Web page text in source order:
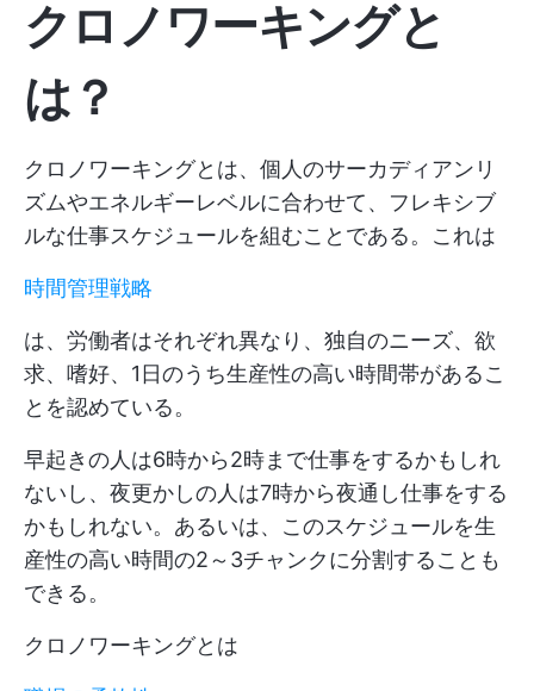
クロノワーキングと
は？
クロノワーキングとは、個人のサーカディアンリ
ズムやエネルギーレベルに合わせて、フレキシブ
ルな仕事スケジュールを組むことである。これは
時間管理戦略
は、労働者はそれぞれ異なり、独自のニーズ、欲
求、嗜好、1日のうち生産性の高い時間帯があるこ
とを認めている。
早起きの人は6時から2時まで仕事をするかもしれ
ないし、夜更かしの人は7時から夜通し仕事をする
かもしれない。あるいは、このスケジュールを生
産性の高い時間の2～3チャンクに分割することも
できる。
クロノワーキングとは